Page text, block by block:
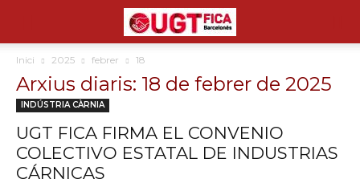
Inici 2025 febrer 18
Arxius diaris: 18 de febrer de 2025
INDÚSTRIA CÀRNIA
UGT FICA FIRMA EL CONVENIO
COLECTIVO ESTATAL DE INDUSTRIAS
CÁRNICAS